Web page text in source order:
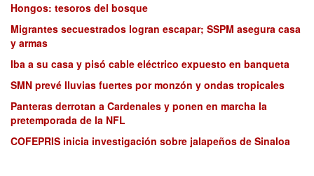
Hongos: tesoros del bosque
Migrantes secuestrados logran escapar; SSPM asegura casa
y armas
Iba a su casa y pisó cable eléctrico expuesto en banqueta
SMN prevé lluvias fuertes por monzón y ondas tropicales
Panteras derrotan a Cardenales y ponen en marcha la
pretemporada de la NFL
COFEPRIS inicia investigación sobre jalapeños de Sinaloa